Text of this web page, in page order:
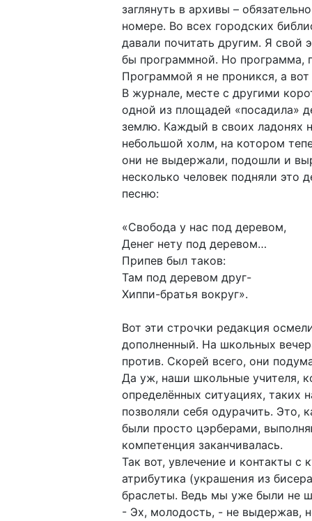
заглянуть в архивы –
номере. Во всех городских
давали почитать другим. Я свой
бы программной. Но программа,
Программой я не проникся, а
В журнале, месте с другими
одной из площадей «посадила»
землю. Каждый в своих ладонях
небольшой холм, на котором
они не выдержали, подошли и
несколько человек подняли это
песню:
«Свобода у нас под деревом,
Денег нету под деревом…
Припев был таков:
Там под деревом друг-
Хиппи-братья вокруг».
Вот эти строчки редакция
дополненный. На школьных
против. Скорей всего, они
Да уж, наши школьные учителя,
определённых ситуациях, таких
позволяли себя одурачить.
были просто цэрберами,
компетенция заканчивалась.
Так вот, увлечение и контакты
атрибутика (украшения из
браслеты. Ведь мы уже были не
- Эх, молодость, - не выдержав,